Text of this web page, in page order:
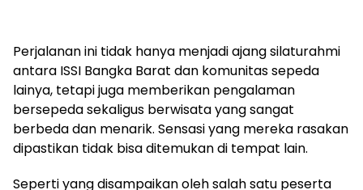
Perjalanan ini tidak hanya menjadi ajang silaturahmi
antara ISSI Bangka Barat dan komunitas sepeda
lainya, tetapi juga memberikan pengalaman
bersepeda sekaligus berwisata yang sangat
berbeda dan menarik. Sensasi yang mereka rasakan
dipastikan tidak bisa ditemukan di tempat lain.
Seperti yang disampaikan oleh salah satu peserta